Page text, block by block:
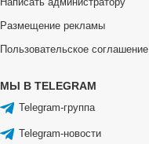
Размещение рекламы
Пользовательское соглашение
МЫ В TELEGRAM
Telegram-группа
Telegram-новости